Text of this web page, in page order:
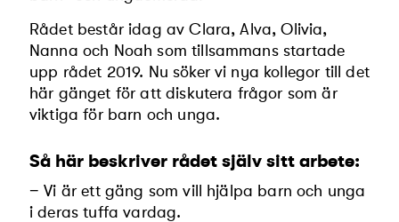
Rådet består idag av Clara, Alva, Olivia,
Nanna och Noah som tillsammans startade
upp rådet 2019. Nu söker vi nya kollegor till det
här gänget för att diskutera frågor som är
viktiga för barn och unga.
Så här beskriver rådet själv sitt arbete:
− Vi är ett gäng som vill hjälpa barn och unga
i deras tuffa vardag.